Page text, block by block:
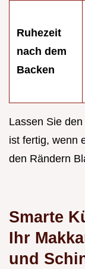
Ruhezeit
nach dem
Backen
Lassen Sie
ist fertig, wenn
den Rändern
Smarte
Ihr
und